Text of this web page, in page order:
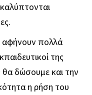
πολλά
της
θα δώσουμε και την
η ρήση του